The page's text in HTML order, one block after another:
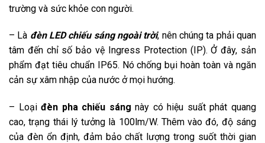
trường và sức khỏe con người.
– Là đèn LED chiếu sángngoàitrời, nên chúng ta phải quan
tâm đến chỉ số bảo vệ Ingress Protection (IP). Ở đây, sản
phẩm đạt tiêu chuẩn IP65. Nó chống bụi hoàn toàn và ngăn
cản sự xâm nhập của nước ở mọi hướng.
– Loạiđèn pha chiếu sáng này có hiệu suất phát quang
cao, trạng thái lý tưởng là 100lm/W. Thêm vào đó, độ sáng
của đèn ổn định, đảm bảo chất lượng trong suốt thời gian